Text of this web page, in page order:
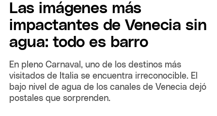
Las imágenes más
impactantes de Venecia sin
agua: todo es barro
En pleno Carnaval, uno de los destinos más
visitados de Italia se encuentra irreconocible. El
bajo nivel de agua de los canales de Venecia dejó
postales que sorprenden.